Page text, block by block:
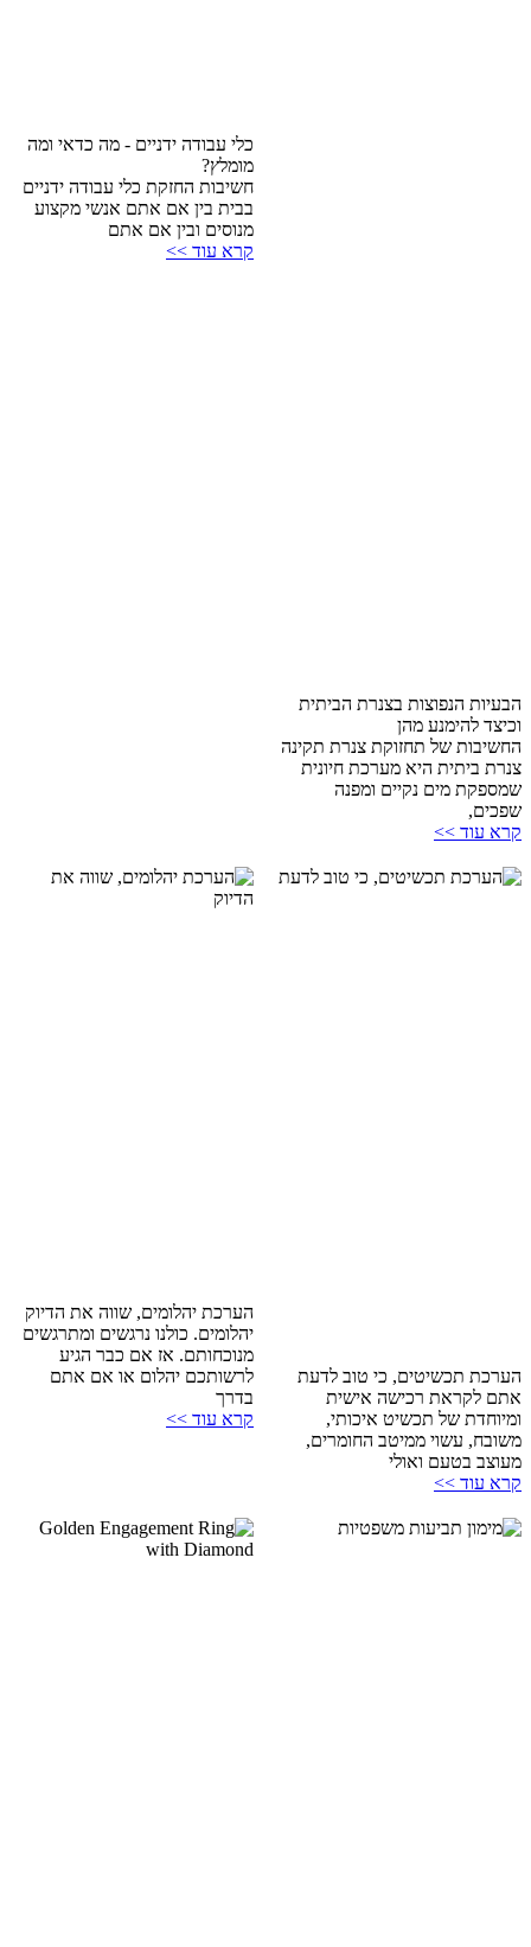
הבעיות הנפוצות בצנרת הביתית
וכיצד להימנע מהן
החשיבות של תחזוקת צנרת תקינה
צנרת ביתית היא מערכת חיונית
שמספקת מים נקיים ומפנה
שפכים,
קרא עוד >>
כלי עבודה ידניים - מה כדאי ומה
מומלץ?
חשיבות החזקת כלי עבודה ידניים
בבית בין אם אתם אנשי מקצוע
מנוסים ובין אם אתם
קרא עוד >>
הערכת תכשיטים, כי טוב לדעת
אתם לקראת רכישה אישית
ומיוחדת של תכשיט איכותי,
משובח, עשוי ממיטב החומרים,
מעוצב בטעם ואולי
קרא עוד >>
הערכת יהלומים, שווה את הדיוק
יהלומים. כולנו נרגשים ומתרגשים
מנוכחותם. אז אם כבר הגיע
לרשותכם יהלום או אם אתם
בדרך
קרא עוד >>